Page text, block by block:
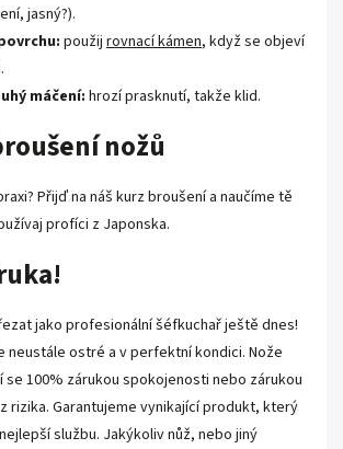
jasný?).
použij rovnací kámen, když se objeví
máčení: hrozí prasknutí, takže klid.
nožů
Přijď na náš kurz broušenía naučíme tě
profíci z Japonska.
jako profesionální šéfkuchař ještě dnes!
neustále ostré a v perfektní kondici. Nože
se 100% zárukou spokojenosti nebo zárukou
rizika. Garantujeme vynikající produkt, který
službu. Jakýkoliv nůž, nebo jiný